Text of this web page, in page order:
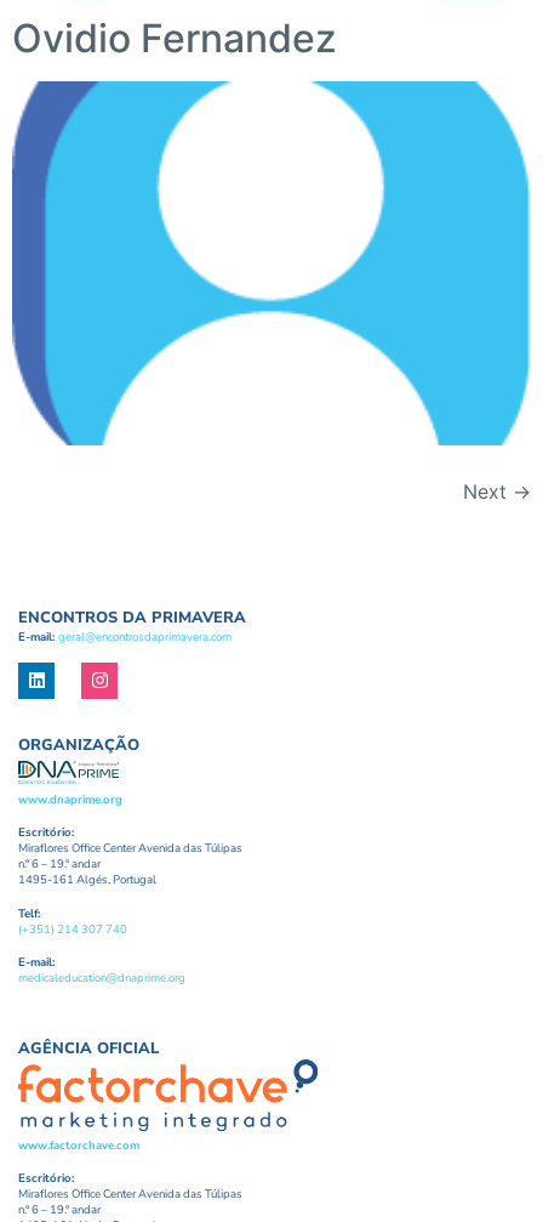
Ovidio Fernandez
Next →
ENCONTROS DA PRIMAVERA
E-mail: geral@encontrosdaprimavera.com
ORGANIZAÇÃO
www.dnaprime.org
Escritório:
Miraflores Office Center Avenida das Túlipas
n.º 6 – 19.º andar
1495-161 Algés, Portugal
Telf:
(+351) 214 307 740
E-mail:
medicaleducation@dnaprime.org
AGÊNCIA OFICIAL
www.factorchave.com
Escritório:
Miraflores Office Center Avenida das Túlipas
n.º 6 – 19.º andar